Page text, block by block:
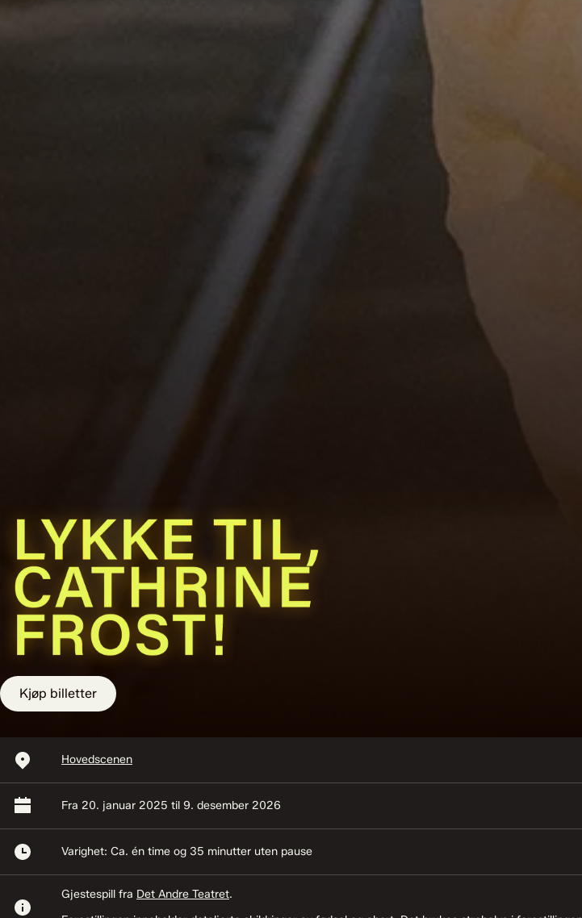
LYKKE TIL, CATHRINE FROST!
Kjøp billetter
Avspillingssted:
Hovedscenen
Start og sluttidspunkt:
Fra 20. januar 2025 til 9. desember 2026
Lengde:Varighet: Ca. én time og 35 minutter uten pause
Informasjon
Gjestespill fra Det Andre Teatret.